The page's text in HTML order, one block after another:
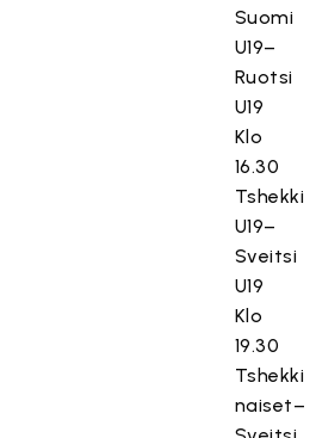
Suomi
U19–
Ruotsi
U19
Klo
16.30
Tshekki
U19–
Sveitsi
U19
Klo
19.30
Tshekki
naiset–